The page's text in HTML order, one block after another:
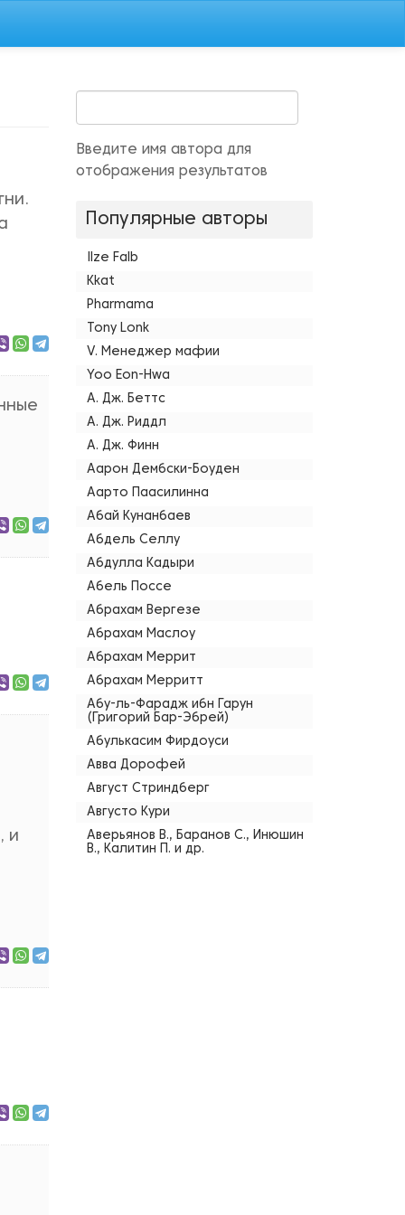
и
Введите имя автора для
отображения результатов
Популярные авторы
Ilze Falb
Kkat
Pharmama
Tony Lonk
V. Менеджер мафии
Yoo Eon-Hwa
А. Дж. Беттс
А. Дж. Риддл
А. Дж. Финн
Аарон Дембски-Боуден
Аарто Паасилинна
Абай Кунанбаев
Абдель Селлу
Абдулла Кадыри
Абель Поссе
Абрахам Вергезе
Абрахам Маслоу
Абрахам Меррит
Абрахам Мерритт
Абу-ль-Фарадж ибн Гарун
(Григорий Бар-Эбрей)
Абулькасим Фирдоуси
Авва Дорофей
Август Стриндберг
Августо Кури
Аверьянов В., Баранов С., Инюшин
В., Калитин П. и др.